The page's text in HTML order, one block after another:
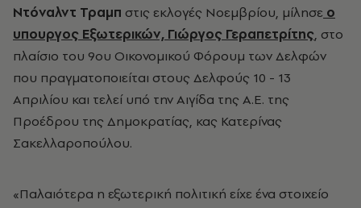
Ντόναλντ Τραμπ στις εκλογές Νοεμβρίου, μίλησε ο
υπουργος Εξωτερικών, Γιώργος Γεραπετρίτης, στο
πλαίσιο του 9ου Οικονομικού Φόρουμ των Δελφών
που πραγματοποιείται στους Δελφούς 10 - 13
Απριλίου και τελεί υπό την Αιγίδα της Α.Ε. της
Προέδρου της Δημοκρατίας, κας Κατερίνας
Σακελλαροπούλου.
«Παλαιότερα η εξωτερική πολιτική είχε ένα στοιχείο